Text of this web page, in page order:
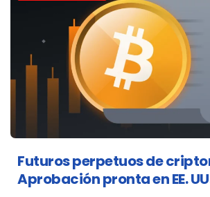
Futuros perpetuos de
Aprobación pronta en EE.